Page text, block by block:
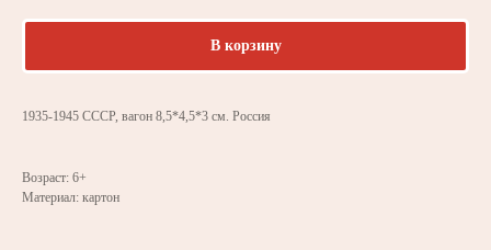
В корзину
1935-1945 СССР, вагон 8,5*4,5*3 см. Россия
Возраст: 6+
Материал: картон